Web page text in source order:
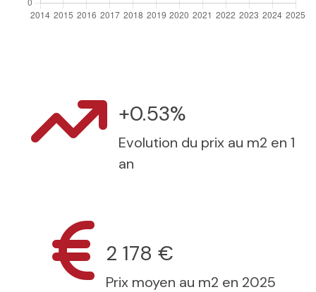
+0.53%
Evolution du prix au m2 en 1
an
2 178 €
Prix moyen au m2 en 2025